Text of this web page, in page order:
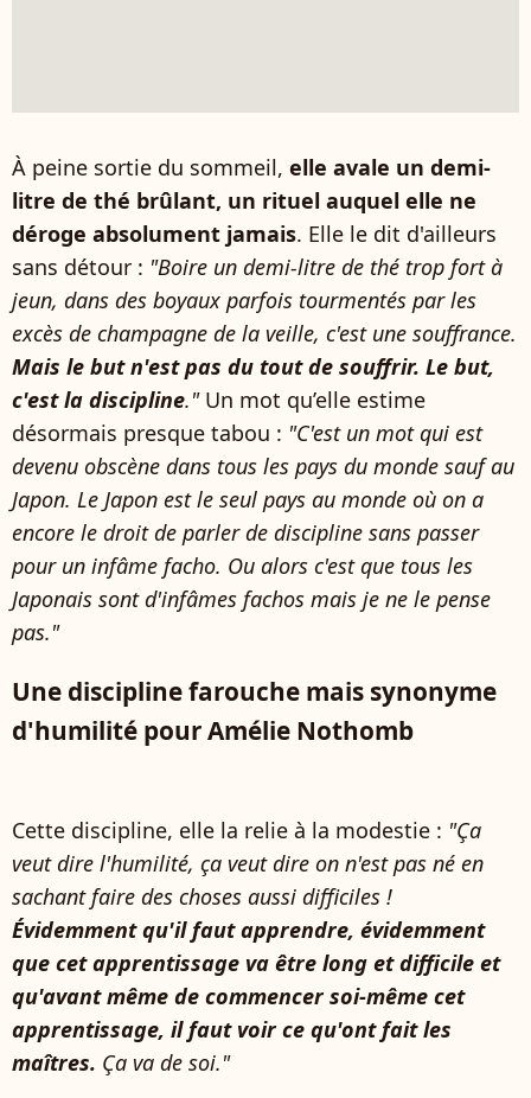
À peine sortie du sommeil, elle avale un demi-
litre de thé brûlant, un rituel auquel elle ne
déroge absolument jamais. Elle le dit d'ailleurs
sans détour : "Boire un demi-litre de thé trop fort à
jeun, dans des boyaux parfois tourmentés par les
excès de champagne de la veille, c'est une souffrance.
Mais le but n'est pas du tout de souffrir. Le but,
c'est la discipline."Un mot qu’elle estime
désormais presque tabou : "C'est un mot qui est
devenu obscène dans tous les pays du monde sauf au
Japon. Le Japon est le seul pays au monde où on a
encore le droit de parler de discipline sans passer
pour un infâme facho. Ou alors c'est que tous les
Japonais sont d'infâmes fachos mais je ne le pense
pas."
Une discipline farouche mais synonyme
d'humilité pour Amélie Nothomb
Cette discipline, elle la relie à la modestie : "Ça
veut dire l'humilité, ça veut dire on n'est pas né en
sachant faire des choses aussi difficiles !
Évidemment qu'il faut apprendre, évidemment
que cet apprentissage va être long et difficile et
qu'avant même de commencer soi-même cet
apprentissage, il faut voir ce qu'ont fait les
maîtres. Ça va de soi."